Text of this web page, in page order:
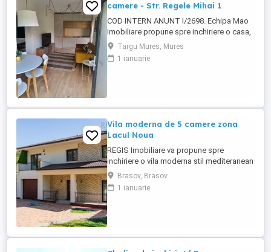
camere - Str. Regele Mihai 1
COD INTERN ANUNT I/2698. Echipa Mao
Imobiliare propune spre inchiriere o casa,
in curte comuna, situata in 7 Noiembrie,
strada Regele Mihai I, aproape de UMFST,
magazine, statii de autobuz. Casa
Targu Mures, Mures
1 ianuarie
Vila moderna de 5 camere zona
Lacul Noua
REGIS Imobiliare va propune spre
inchiriere o vila moderna stil mediteranean
de 5 camere in zona Noua. Vila P+1E+ M ,
este situata pe un teren de 808 msup2; ,
curte partial pavata, dotata cu gratar si cu
Brasov, Brasov
1 ianuarie